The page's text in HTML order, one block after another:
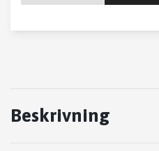
Beskrivning